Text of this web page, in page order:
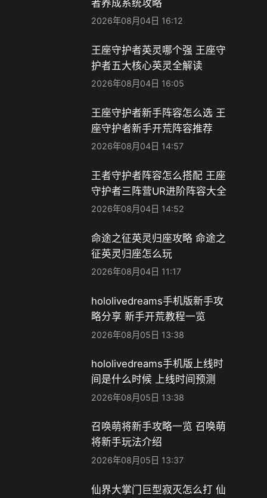
者养成系统攻略
2026年08月04日 16:12
王座守护者英灵哪个强 王座守
护者五大核心英灵全解读
2026年08月04日 16:05
王座守护者新手阵容怎么选 王
座守护者新手开荒阵容推荐
2026年08月04日 14:57
王者守护者阵容怎么搭配 王座
守护者三阵营UR进阶阵容大全
2026年08月04日 14:52
命途之征英灵归座攻略 命途之
征英灵归座怎么玩
2026年08月04日 11:17
hololivedreams手机版新手攻
略分享 新手开荒教程一览
2026年08月05日 13:38
hololivedreams手机版上线时
间是什么时候 上线时间预测
2026年08月05日 13:38
召唤萌将新手攻略一览 召唤萌
将新手玩法介绍
2026年08月05日 13:37
仙界大掌门巨型寂灭怎么打 仙